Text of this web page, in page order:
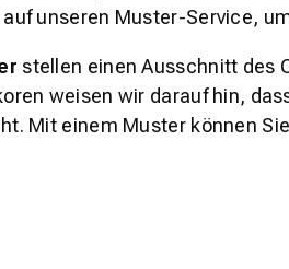
unseren Muster-Service,
stellen einen Ausschnitt des
weisen wir darauf hin,
Mit einem Muster können